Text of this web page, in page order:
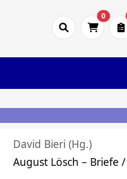
0
David Bieri (Hg.)
August Lösch – Briefe